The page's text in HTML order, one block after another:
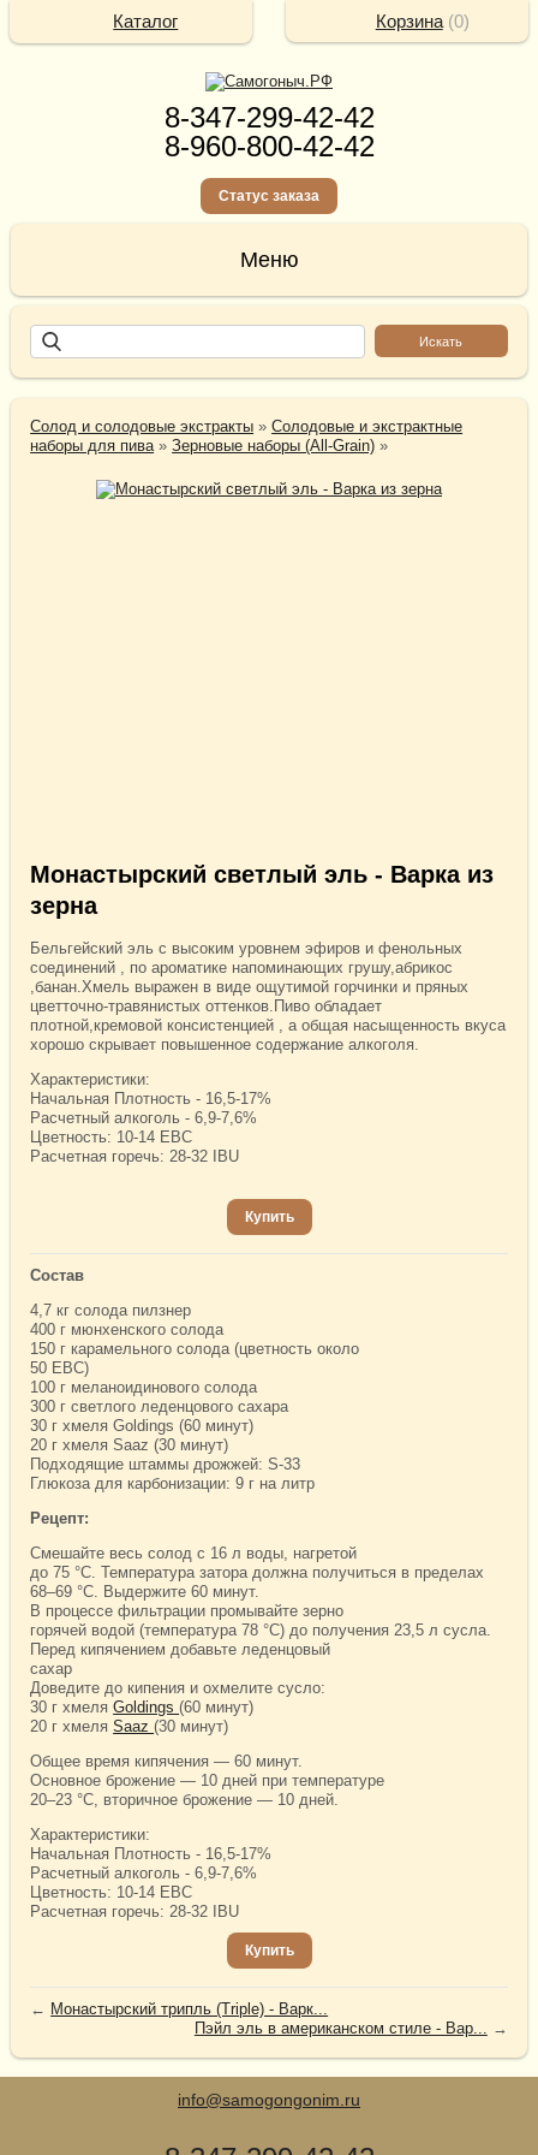
8-347-299-42-42
8-960-800-42-42
Статус заказа
Солод и солодовые экстракты »Солодовые и экстрактные
наборы для пива»Зерновые наборы (All-Grain) »
Монастырский светлый эль - Варка из
зерна
Бельгейский эль с высоким уровнем эфиров и фенольных
соединений , по ароматике напоминающих грушу,абрикос
,банан.Хмель выражен в виде ощутимой горчинки и пряных
цветточно-травянистых оттенков.Пиво обладает
плотной,кремовой консистенцией , а общая насыщенность вкуса
хорошо скрывает повышенное содержание алкоголя.
Характеристики:
Начальная Плотность - 16,5-17%
Расчетный алкоголь - 6,9-7,6%
Цветность: 10-14 EBC
Расчетная горечь: 28-32 IBU
Купить
Состав
4,7 кг солода пилзнер
400 г мюнхенского солода
150 г карамельного солода (цветность около
50 EBC)
100 г меланоидинового солода
300 г светлого леденцового сахара
30 г хмеля Goldings (60 минут)
20 г хмеля Saaz (30 минут)
Подходящие штаммы дрожжей: S-33
Глюкоза для карбонизации: 9 г на литр
Рецепт:
Смешайте весь солод с 16 л воды, нагретой
до 75 °C. Температура затора должна получиться в пределах
68–69 °C. Выдержите 60 минут.
В процессе фильтрации промывайте зерно
горячей водой (температура 78 °C) до получения 23,5 л сусла.
Перед кипячением добавьте леденцовый
сахар
Доведите до кипения и охмелите сусло:
30 г хмеляGoldings(60 минут)
20 г хмеляSaaz(30 минут)
Общее время кипячения — 60 минут.
Основное брожение — 10 дней при температуре
20–23 °C, вторичное брожение — 10 дней.
Характеристики:
Начальная Плотность - 16,5-17%
Расчетный алкоголь - 6,9-7,6%
Цветность: 10-14 EBC
Расчетная горечь: 28-32 IBU
Купить
← Монастырский трипль (Triple) - Варк...
Пэйл эль в американском стиле - Вар... →
info@samogongonim.ru
Корзина(0)
Каталог